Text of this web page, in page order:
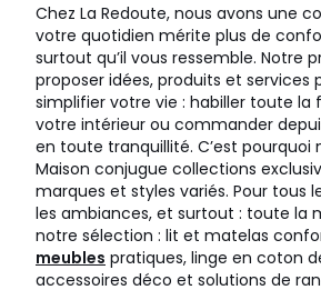
Chez La Redoute, nous avons une
votre quotidien mérite plus de
surtout qu’il vous ressemble. Notre
proposer idées, produits et services
simplifier votre vie : habiller toute la
votre intérieur ou commander
en toute tranquillité. C’est pourquoi
Maison conjugue collections
marques et styles variés. Pour tous
les ambiances, et surtout : toute la
notre sélection : lit et matelas
meubles pratiques, linge en coton
accessoires déco et solutions de